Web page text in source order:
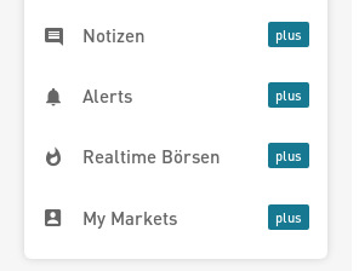
Notizen
Alerts
Realtime Börsen
My Markets